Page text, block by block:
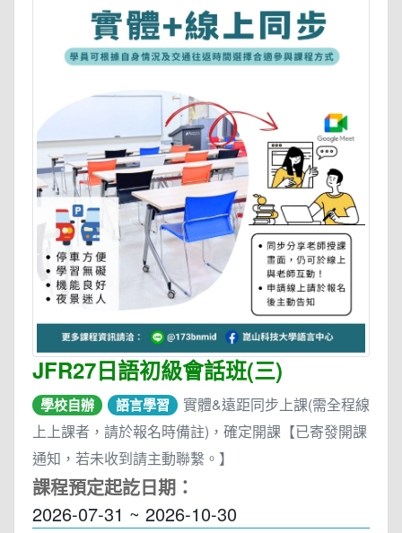
JFR27日語初級會話班(三)
學校自辦 語言學習
實體&遠距同步上課(需全程線
上上課者，請於報名時備註)，確定開課【已寄發開課
通知，若未收到請主動聯繫。】
課程預定起訖日期：
2026-07-31 ~ 2026-10-30